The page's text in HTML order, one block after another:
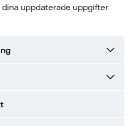
uppdaterade uppgifter